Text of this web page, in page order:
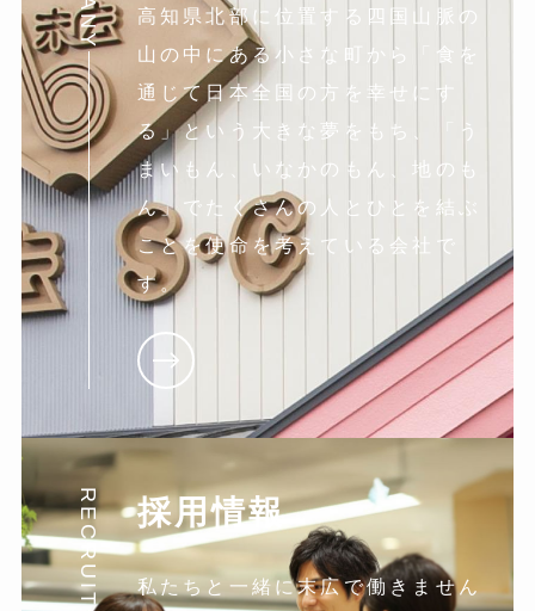
高知県北部に位置する四国山脈の
山の中にある小さな町から「食を
通じて日本全国の方を幸せにす
る」という大きな夢をもち、「う
まいもん、いなかのもん、地のも
ん」でたくさんの人とひとを結ぶ
ことを使命を考えている会社で
す。
RECRUIT 採用情報
私たちと一緒に末広で働きません